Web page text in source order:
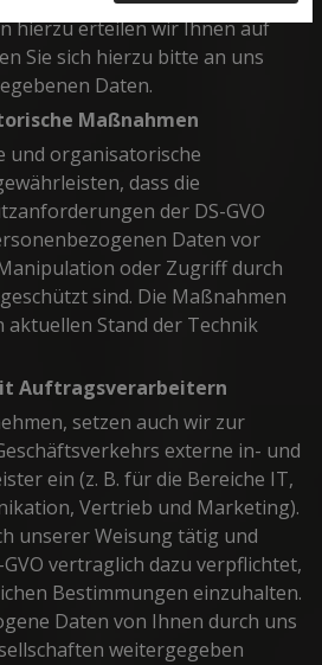
hierzu erteilen wir Ihnen auf
Sie sich hierzu bitte an uns
Daten.
Maßnahmen
und organisatorische
dass die
der DS-GVO
Daten vor
oder Zugriff durch
sind. Die Maßnahmen
aktuellen Stand der Technik
Auftragsverarbeitern
setzen auch wir zur
externe in- und
ein (z. B. für die Bereiche IT,
Vertrieb und Marketing).
unserer Weisung tätig und
vertraglich dazu verpflichtet,
Bestimmungen einzuhalten.
Daten von Ihnen durch uns
weitergegeben